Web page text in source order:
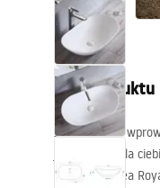
Kuchnia
Akcesoria
Opis produktu
Jeżeli chcesz
jest idealna dla
sanitarnej. Rea